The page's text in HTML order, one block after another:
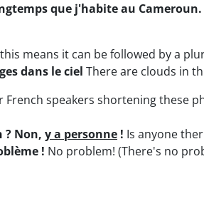
que j'habite au Cameroun.
means it can be followed by a
dans le ciel There are clouds in
French speakers shortening these
? Non, y a personne ! Is anyone
! No problem! (There's no